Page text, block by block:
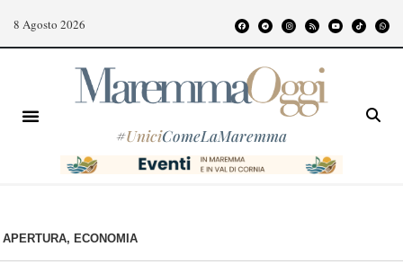
8 Agosto 2026
#UniciComeLaMaremma
APERTURA, ECONOMIA